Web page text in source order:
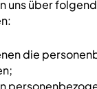
uns über
die